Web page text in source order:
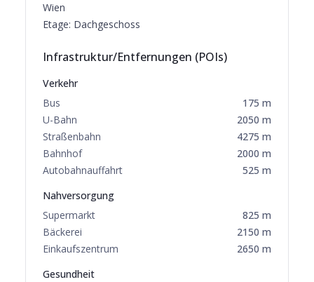
Wien
Etage: Dachgeschoss
Infrastruktur/Entfernungen (POIs)
Verkehr
Bus
175 m
U-Bahn
2050 m
Straßenbahn
4275 m
Bahnhof
2000 m
Autobahnauffahrt
525 m
Nahversorgung
Supermarkt
825 m
Bäckerei
2150 m
Einkaufszentrum
2650 m
Gesundheit